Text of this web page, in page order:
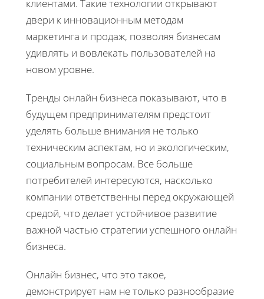
клиентами. Такие технологии открывают
двери к инновационным методам
маркетинга и продаж, позволяя бизнесам
удивлять и вовлекать пользователей на
новом уровне.
Тренды онлайн бизнеса показывают, что в
будущем предпринимателям предстоит
уделять больше внимания не только
техническим аспектам, но и экологическим,
социальным вопросам. Все больше
потребителей интересуются, насколько
компании ответственны перед окружающей
средой, что делает устойчивое развитие
важной частью стратегии успешного онлайн
бизнеса.
Онлайн бизнес, что это такое,
демонстрирует нам не только разнообразие